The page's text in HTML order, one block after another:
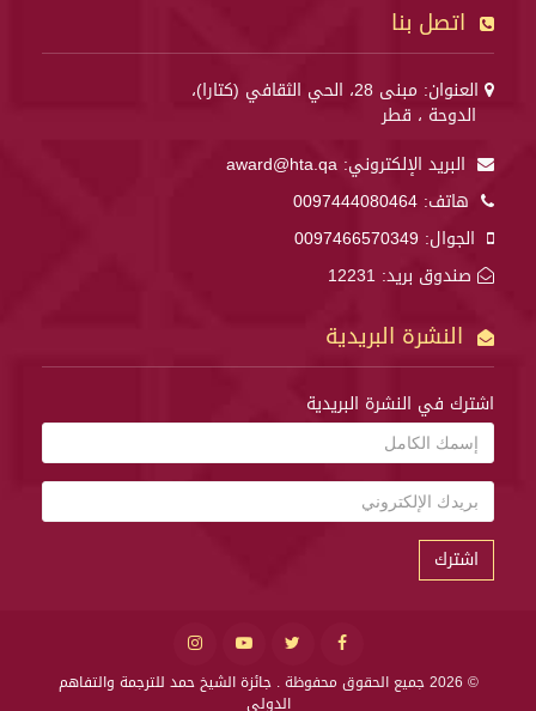
اتصل بنا
العنوان: مبنى 28، الحي الثقافي (كتارا)،
الدوحة ، قطر
البريد الإلكتروني: award@hta.qa
هاتف: 0097444080464
الجوال: 0097466570349
صندوق بريد: 12231
النشرة البريدية
اشترك في النشرة البريدية
اشترك
© 2026 جميع الحقوق محفوظة .
جائزة الشيخ حمد للترجمة والتفاهم
الدولي